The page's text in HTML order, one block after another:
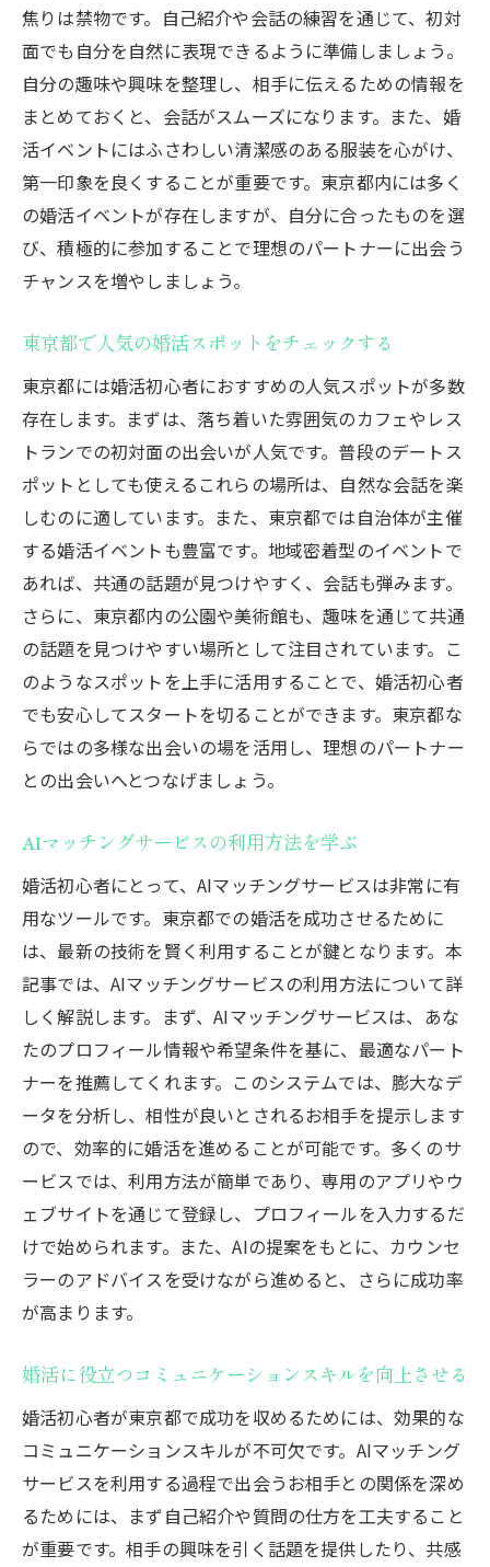
焦りは禁物です。自己紹介や会話の練習を通じて、初対
面でも自分を自然に表現できるように準備しましょう。
自分の趣味や興味を整理し、相手に伝えるための情報を
まとめておくと、会話がスムーズになります。また、婚
活イベントにはふさわしい清潔感のある服装を心がけ、
第一印象を良くすることが重要です。東京都内には多く
の婚活イベントが存在しますが、自分に合ったものを選
び、積極的に参加することで理想のパートナーに出会う
チャンスを増やしましょう。
東京都で人気の婚活スポットをチェックする
東京都には婚活初心者におすすめの人気スポットが多数
存在します。まずは、落ち着いた雰囲気のカフェやレス
トランでの初対面の出会いが人気です。普段のデートス
ポットとしても使えるこれらの場所は、自然な会話を楽
しむのに適しています。また、東京都では自治体が主催
する婚活イベントも豊富です。地域密着型のイベントで
あれば、共通の話題が見つけやすく、会話も弾みます。
さらに、東京都内の公園や美術館も、趣味を通じて共通
の話題を見つけやすい場所として注目されています。こ
のようなスポットを上手に活用することで、婚活初心者
でも安心してスタートを切ることができます。東京都な
らではの多様な出会いの場を活用し、理想のパートナー
との出会いへとつなげましょう。
AIマッチングサービスの利用方法を学ぶ
婚活初心者にとって、AIマッチングサービスは非常に有
用なツールです。東京都での婚活を成功させるために
は、最新の技術を賢く利用することが鍵となります。本
記事では、AIマッチングサービスの利用方法について詳
しく解説します。まず、AIマッチングサービスは、あな
たのプロフィール情報や希望条件を基に、最適なパート
ナーを推薦してくれます。このシステムでは、膨大なデ
ータを分析し、相性が良いとされるお相手を提示します
ので、効率的に婚活を進めることが可能です。多くのサ
ービスでは、利用方法が簡単であり、専用のアプリやウ
ェブサイトを通じて登録し、プロフィールを入力するだ
けで始められます。また、AIの提案をもとに、カウンセ
ラーのアドバイスを受けながら進めると、さらに成功率
が高まります。
婚活に役立つコミュニケーションスキルを向上させる
婚活初心者が東京都で成功を収めるためには、効果的な
コミュニケーションスキルが不可欠です。AIマッチング
サービスを利用する過程で出会うお相手との関係を深め
るためには、まず自己紹介や質問の仕方を工夫すること
が重要です。相手の興味を引く話題を提供したり、共感